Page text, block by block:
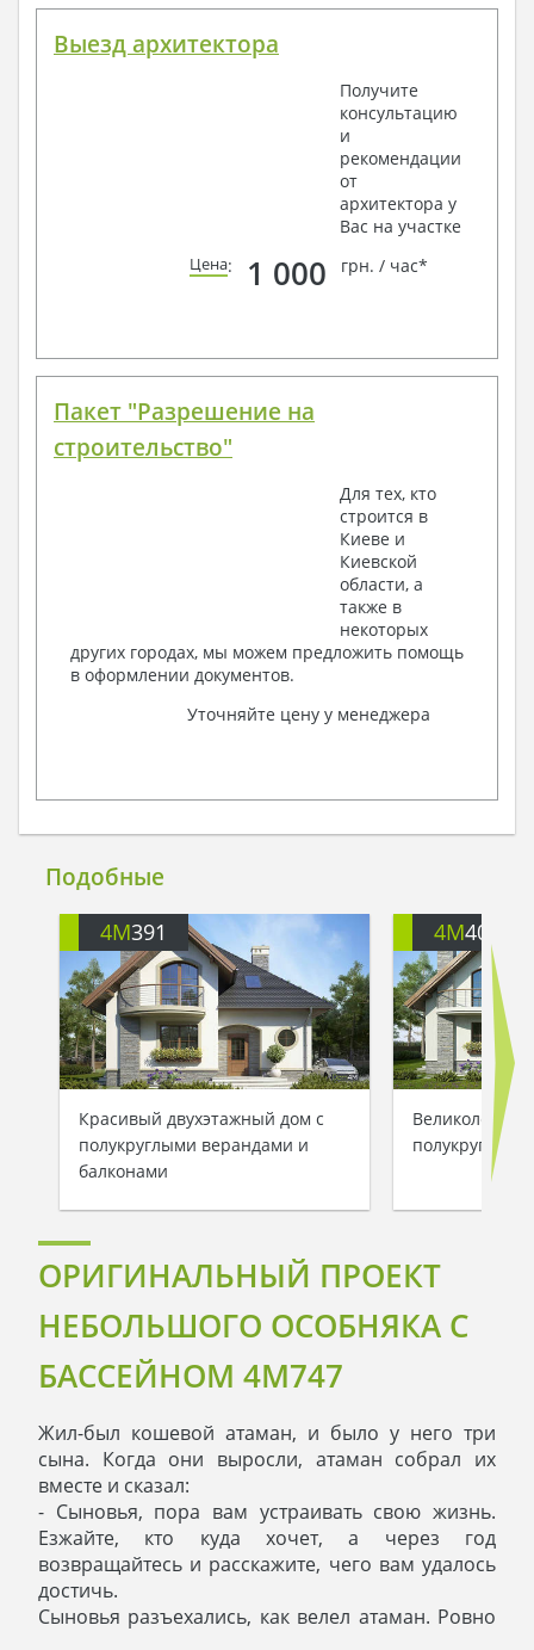
Выезд архитектора
Получите
консультацию
и
рекомендации
от
архитектора у
Вас на участке
Цена: 1 000 грн. / час*
Пакет "Разрешение на
строительство"
Для тех, кто
строится в
Киеве и
Киевской
области, а
также в
некоторых
других городах, мы можем предложить помощь
в оформлении документов.
Уточняйте цену у менеджера
Подобные
4M391
Красивый двухэтажный дом с
полукруглыми верандами и
балконами
4M401
ОРИГИНАЛЬНЫЙ ПРОЕКТ
НЕБОЛЬШОГО ОСОБНЯКА С
БАССЕЙНОМ 4M747
Жил-был кошевой атаман, и было у него три
сына. Когда они выросли, атаман собрал их
вместе и сказал:
- Сыновья, пора вам устраивать свою жизнь.
Езжайте, кто куда хочет, а через год
возвращайтесь и расскажите, чего вам удалось
достичь.
Сыновья разъехались, как велел атаман. Ровно